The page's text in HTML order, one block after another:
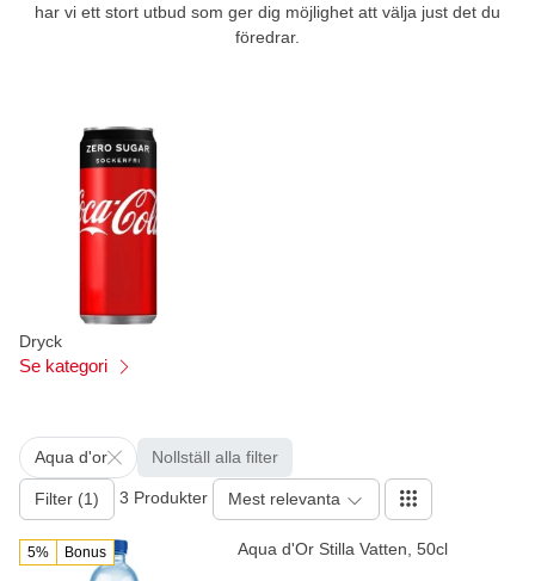
har vi ett stort utbud som ger dig möjlighet att välja just det du
föredrar.
Dryck
Se kategori
Aqua d'or Nollställ alla filter
Filter (1) 3 Produkter Mest relevanta
5% Bonus Aqua d'Or Stilla Vatten, 50cl